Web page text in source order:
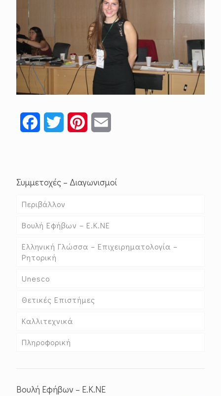
FacebookTwitter Pinterest
Συμμετοχές – Διαγωνισμοί
Περιβάλλον
Βουλή Εφήβων – Ε.Κ.ΝΕ
Ελληνική Γλώσσα – Επιχειρηματολογία –
Ρητορική
Unesco
Θετικές Επιστήμες
Καλλιτεχνικά
Πληροφορική
Βουλή Εφήβων – Ε.Κ.ΝΕ